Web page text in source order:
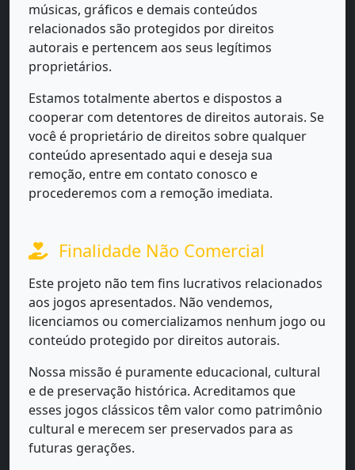
músicas, gráficos e demais conteúdos
relacionados são protegidos por direitos
autorais e pertencem aos seus legítimos
proprietários.
Estamos totalmente abertos e dispostos a
cooperar com detentores de direitos autorais. Se
você é proprietário de direitos sobre qualquer
conteúdo apresentado aqui e deseja sua
remoção, entre em contato conosco e
procederemos com a remoção imediata.
Finalidade Não Comercial
Este projeto não tem fins lucrativos relacionados
aos jogos apresentados. Não vendemos,
licenciamos ou comercializamos nenhum jogo ou
conteúdo protegido por direitos autorais.
Nossa missão é puramente educacional, cultural
e de preservação histórica. Acreditamos que
esses jogos clássicos têm valor como patrimônio
cultural e merecem ser preservados para as
futuras gerações.